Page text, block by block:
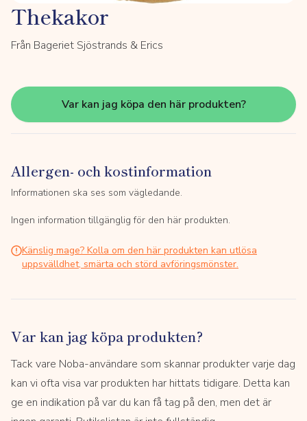
Thekakor
Från Bageriet Sjöstrands & Erics
Var kan jag köpa den här produkten?
Allergen- och kostinformation
Informationen ska ses som vägledande.
Ingen information tillgänglig för den här produkten.
Känslig mage? Kolla om den här produkten kan utlösa
uppsvälldhet, smärta och störd avföringsmönster.
Var kan jag köpa produkten?
Tack vare Noba-användare som skannar produkter varje dag
kan vi ofta visa var produkten har hittats tidigare. Detta kan
ge en indikation på var du kan få tag på den, men det är